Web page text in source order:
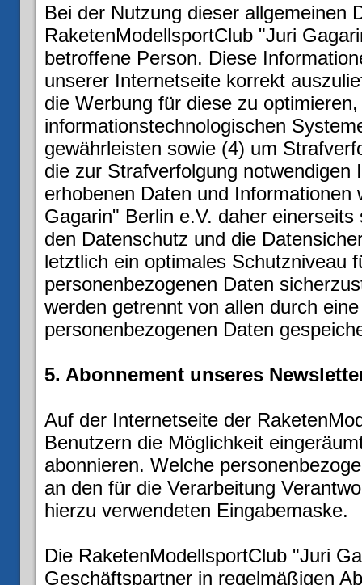
Bei der Nutzung dieser allgemeinen
RaketenModellsportClub "Juri
betroffene Person. Diese
unserer Internetseite korrekt
die Werbung für diese zu
informationstechnologischen
gewährleisten sowie (4) um
die zur Strafverfolgung
erhobenen Daten und
Gagarin" Berlin e.V. daher
den Datenschutz und die
letztlich ein optimales Schutzniveau
personenbezogenen Daten
werden getrennt von allen durch
personenbezogenen Daten
5. Abonnement unseres
Auf der Internetseite der
Benutzern die Möglichkeit
abonnieren. Welche
an den für die Verarbeitung
hierzu verwendeten Eingabemaske.
Die RaketenModellsportClub "Juri
Geschäftspartner in regelmäßigen